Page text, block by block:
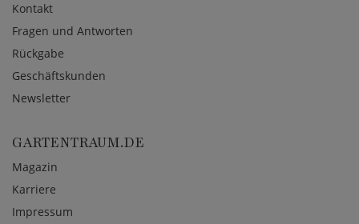
Kontakt
Fragen und Antworten
Rückgabe
Geschäftskunden
Newsletter
GARTENTRAUM.DE
Magazin
Karriere
Impressum